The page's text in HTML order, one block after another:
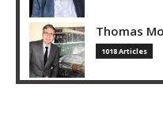
Thomas
1018 Articles